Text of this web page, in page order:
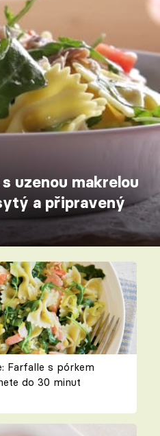
uzenou makrelou
a připravený
Farfalle s pórkem
do 30 minut